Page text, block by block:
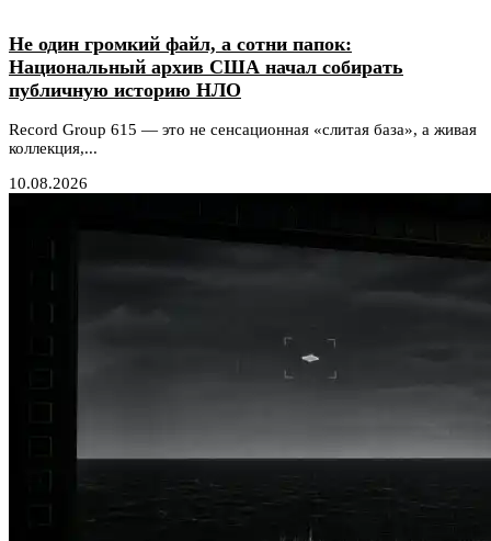
Не один громкий файл, а сотни папок:
Национальный архив США начал собирать
публичную историю НЛО
Record Group 615 — это не сенсационная «слитая база», а живая
коллекция,...
10.08.2026